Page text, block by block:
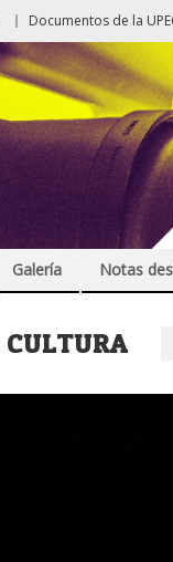
Documentos de la
Galería Notas
CULTURA